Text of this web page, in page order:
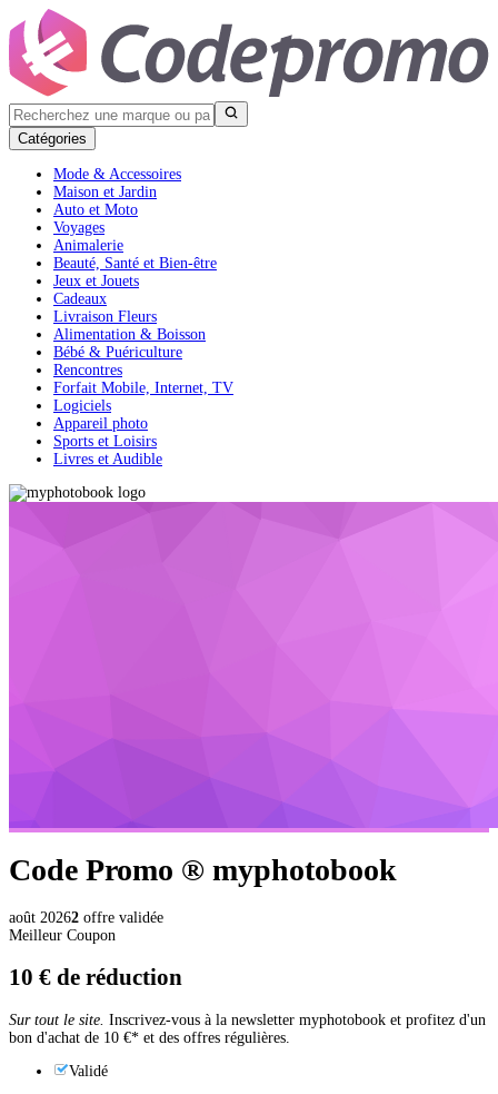
Catégories
Mode & Accessoires
Maison et Jardin
Auto et Moto
Voyages
Animalerie
Beauté, Santé et Bien-être
Jeux et Jouets
Cadeaux
Livraison Fleurs
Alimentation & Boisson
Bébé & Puériculture
Rencontres
Forfait Mobile, Internet, TV
Logiciels
Appareil photo
Sports et Loisirs
Livres et Audible
Code Promo ® myphotobook
août 20262 offre validée
Meilleur Coupon
10 € de réduction
Sur tout le site. Inscrivez-vous à la newsletter myphotobook et profitez d'un
bon d'achat de 10 €* et des offres régulières.
Validé